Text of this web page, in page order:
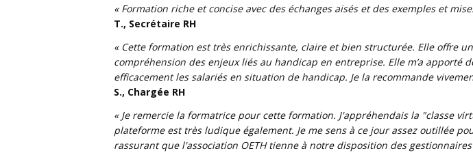
« Formation riche et concise avec des échanges aisés et des exemples et
T., Secrétaire RH
« Cette formation est très enrichissante, claire et bien structurée. Elle offre
compréhension des enjeux liés au handicap en entreprise. Elle m’a
efficacement les salariés en situation de handicap. Je la recommande
S., Chargée RH
« Je remercie la formatrice pour cette formation. J'appréhendais la "classe
plateforme est très ludique également. Je me sens à ce jour assez outillée
rassurant que l'association OETH tienne à notre disposition des